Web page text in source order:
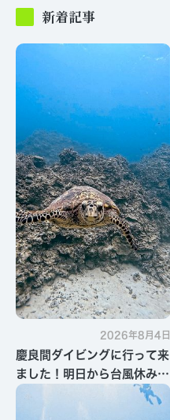
新着記事
2026年8月4日
慶良間ダイビングに行って来
ました！明日から台風休みで
す・・・